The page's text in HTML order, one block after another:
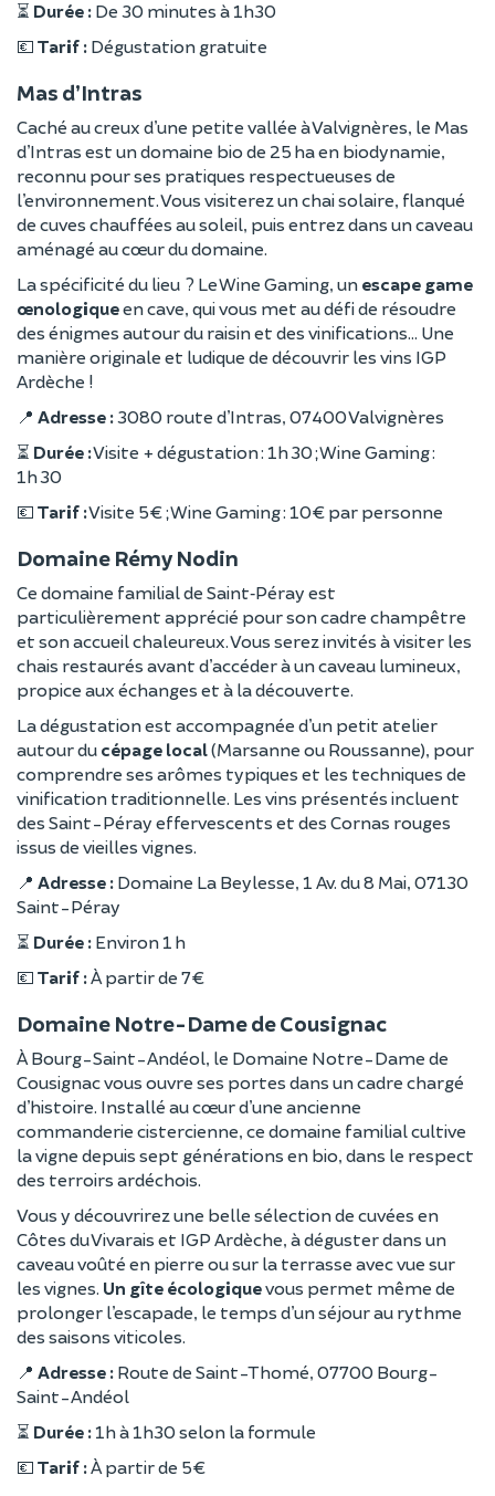
⏳ Durée : De 30 minutes à 1h30
💶 Tarif : Dégustation gratuite
Mas d’Intras
Caché au creux d’une petite vallée à Valvignères, le Mas
d’Intras est un domaine bio de 25 ha en biodynamie,
reconnu pour ses pratiques respectueuses de
l’environnement. Vous visiterez un chai solaire, flanqué
de cuves chauffées au soleil, puis entrez dans un caveau
aménagé au cœur du domaine.
La spécificité du lieu ? Le Wine Gaming, un escape game
œnologiqueen cave, qui vous met au défi de résoudre
des énigmes autour du raisin et des vinifications... Une
manière originale et ludique de découvrir les vins IGP
Ardèche !
📍 Adresse :3080 route d’Intras, 07400 Valvignères
⏳ Durée :Visite + dégustation : 1h 30 ; Wine Gaming :
1h 30
💶 Tarif :Visite 5 € ; Wine Gaming : 10 € par personne
Domaine Rémy Nodin
Ce domaine familial de Saint‑Péray est
particulièrement apprécié pour son cadre champêtre
et son accueil chaleureux. Vous serez invités à visiter les
chais restaurés avant d’accéder à un caveau lumineux,
propice aux échanges et à la découverte.
La dégustation est accompagnée d’un petit atelier
autour du cépage local(Marsanne ou Roussanne), pour
comprendre ses arômes typiques et les techniques de
vinification traditionnelle. Les vins présentés incluent
des Saint-Péray effervescents et des Cornas rouges
issus de vieilles vignes.
📍 Adresse : Domaine La Beylesse, 1 Av. du 8 Mai, 07130
Saint-Péray
⏳ Durée : Environ 1 h
💶 Tarif :À partir de 7 €
Domaine Notre-Dame de Cousignac
À Bourg-Saint-Andéol, le Domaine Notre-Dame de
Cousignac vous ouvre ses portes dans un cadre chargé
d’histoire. Installé au cœur d’une ancienne
commanderie cistercienne, ce domaine familial cultive
la vigne depuis sept générations en bio, dans le respect
des terroirs ardéchois.
Vous y découvrirez une belle sélection de cuvées en
Côtes du Vivarais et IGP Ardèche, à déguster dans un
caveau voûté en pierre ou sur la terrasse avec vue sur
les vignes. Un gîte écologiquevous permet même de
prolonger l’escapade, le temps d’un séjour au rythme
des saisons viticoles.
📍 Adresse : Route de Saint-Thomé, 07700 Bourg-
Saint-Andéol
⏳ Durée :1h à 1h30 selon la formule
💶 Tarif :À partir de 5 €